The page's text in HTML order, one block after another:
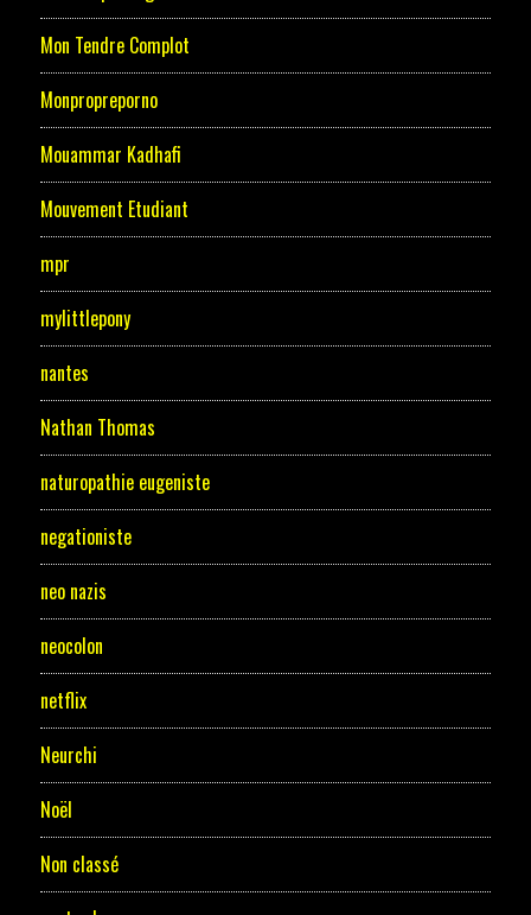
Mon Tendre Complot
Monpropreporno
Mouammar Kadhafi
Mouvement Etudiant
mpr
mylittlepony
nantes
Nathan Thomas
naturopathie eugeniste
negationiste
neo nazis
neocolon
netflix
Neurchi
Noël
Non classé